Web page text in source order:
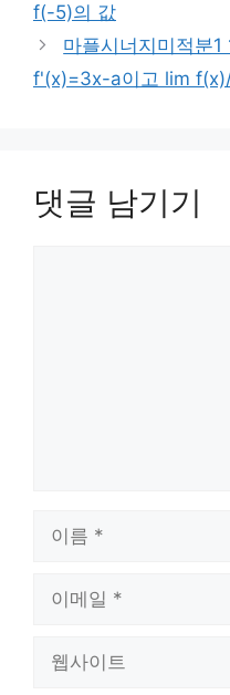
f(-5)의 값
마플시너지미적분
f'(x)=3x-a이고 lim
댓글 남기기